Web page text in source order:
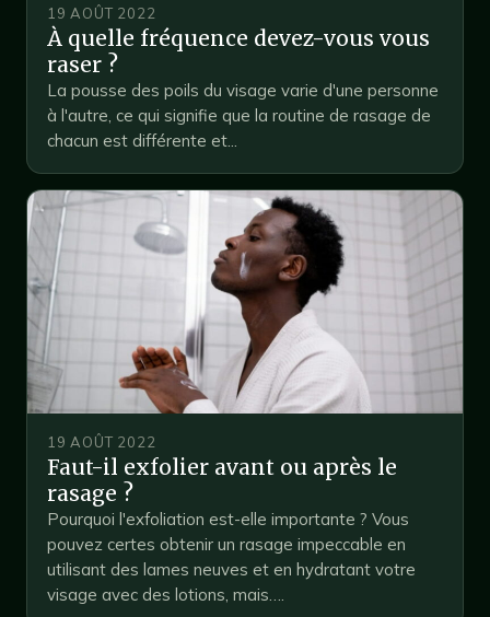
19 AOÛT 2022
À quelle fréquence devez-vous vous
raser ?
La pousse des poils du visage varie d'une personne
à l'autre, ce qui signifie que la routine de rasage de
chacun est différente et...
19 AOÛT 2022
Faut-il exfolier avant ou après le
rasage ?
Pourquoi l'exfoliation est-elle importante ? Vous
pouvez certes obtenir un rasage impeccable en
utilisant des lames neuves et en hydratant votre
visage avec des lotions, mais….